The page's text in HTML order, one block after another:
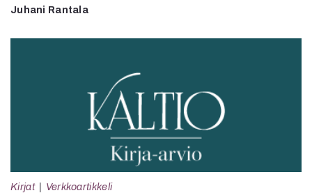
Juhani Rantala
Kirjat Verkkoartikkeli